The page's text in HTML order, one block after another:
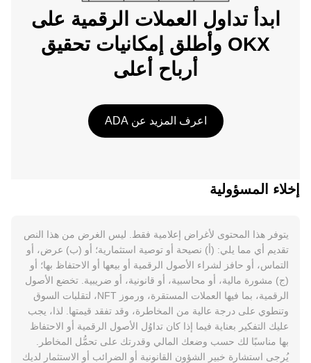
ابدأ تداول العملات الرقمية على
OKX وأطلق إمكانيات تحقيق
أرباح أعلى
اعرف المزيد عن ADA
إخلاء المسؤولية
يتوفر هذا المحتوى لأغراض إعلامية فقط. ليس الغرض من هذا النص
تقديم أي مما يلي: (أ) نصيحة أو توصية استثمارية؛ أو (ب) عرض، أو
التماس، أو حافز لشراء الأصول الرقمية أو بيعها أو الاحتفاظ بها؛ أو
(ج) مشورة مالية، أو محاسبية، أو قانونية، أو ضريبية. تخضع الأصول
الرقمية، بما فيها العملات المستقرة، ورموز NFT، لتقلبات السوق
وتنطوي على درجة عالية من المخاطرة، وقد تفقد قيمتها. لذا، يجب
عليك التفكير بعناية فيما إذا كان تداوُل الأصول الرقمية أو الاحتفاظ
بها مناسبًا لك حسب وضعك المالي وقدرتك على تحمُّل المخاطر.
يُرجى استشارة خبير الشؤون القانونية أو الضرائب أو الاستثمار لديك